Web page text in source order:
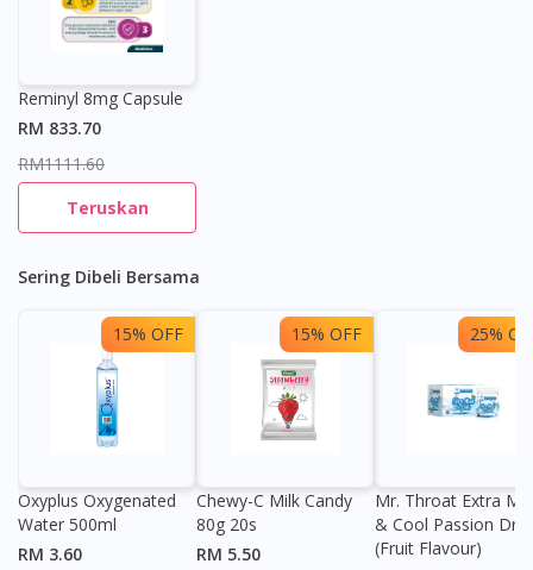
Reminyl 8mg Capsule
RM 833.70
RM1111.60
Teruskan
Sering Dibeli Bersama
15% OFF
Oxyplus Oxygenated
Water 500ml
RM 3.60
15% OFF
Chewy-C Milk Candy
80g 20s
RM 5.50
25%
Mr. Throat Extra
& Cool Passion
(Fruit Flavour)